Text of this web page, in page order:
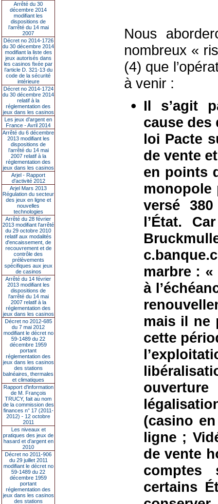
Arrêté du 30
décembre 2014
modifiant les
dispositions de
l’arrêté du 14 mai
2007
Décret no 2014-1726
du 30 décembre 2014
modifiant la liste des
jeux autorisés dans
les casinos fixée par
l’article D. 321-13 du
code de la sécurité
intérieure
Décret no 2014-1724
du 30 décembre 2014
relatif à la
réglementation des
jeux dans les casinos
Les jeux d’argent en
France - Avril 2014
Arrêté du 6 décembre
2013 modifiant les
dispositions de
l’arrêté du 14 mai
2007 relatif à la
réglementation des
jeux dans les casinos
Arjel - Rapport
d'activité 2012
Arjel Mars 2013
Régulation du secteur
des jeux en ligne et
nouvelles
technologies
Arrêté du 28 février
2013 modifiant l'arrêté
du 29 octobre 2010
relatif aux modalités
d'encaissement, de
recouvrement et de
contrôle des
prélèvements
spécifiques aux jeux
de casinos
Arrêté du 14 février
2013 modifiant les
dispositions de
l'arrêté du 14 mai
2007 relatif à la
réglementation des
jeux dans les casinos
Décret no 2012-685
du 7 mai 2012
modifiant le décret no
59-1489 du 22
décembre 1959
portant
réglementation des
jeux dans les casinos
des stations
balnéaires, thermales
et climatiques
Rapport d'information
de M. François
TRUCY, fait au nom
de la commission des
finances n° 17 (2011-
2012) - 12 octobre
2011
Les niveaux et
pratiques des jeux de
hasard et d’argent en
2010
Décret no 2011-906
du 29 juillet 2011
modifiant le décret no
59-1489 du 22
décembre 1959
portant
réglementation des
jeux dans les casinos
des stations
Nous
nombreux «
(4) que
à venir :
Il s’agit
cause des
loi Pacte
de vente
en points
monopole
versé
l’État.
marbre :
à
mais il ne
cette
(casino
ligne ;
de vente
comptes
certains